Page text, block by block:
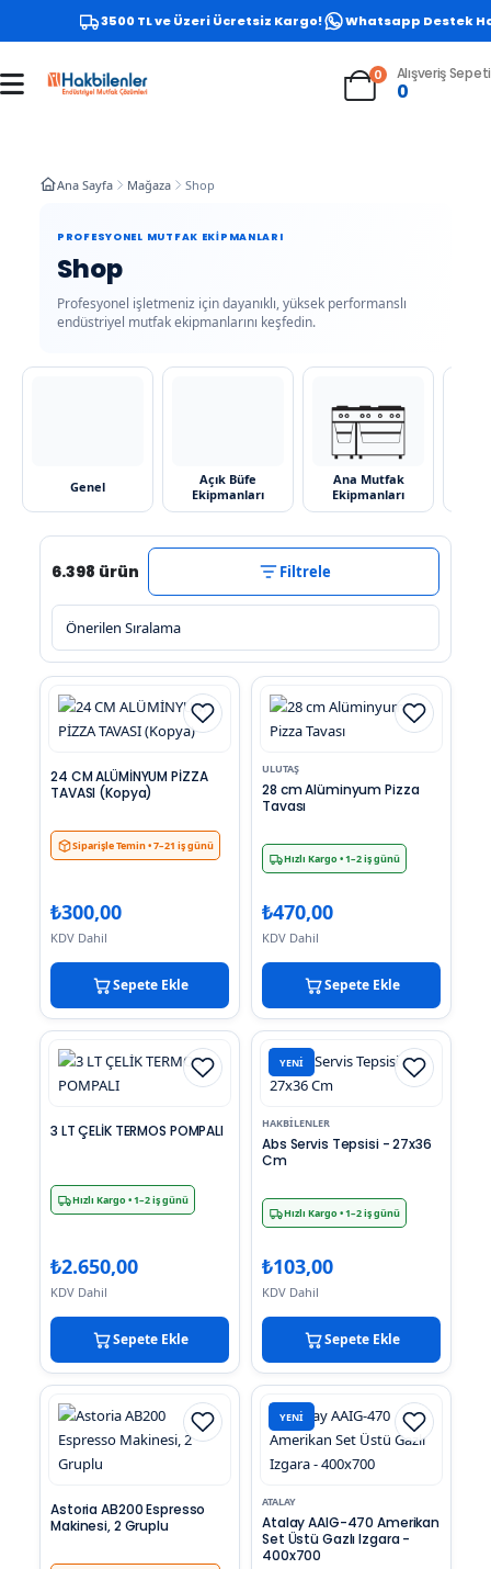
3500 TL ve Üzeri Ücretsiz Kargo! Whatsapp Destek Hattı
0 Alışveriş Sepeti
0
Ana Sayfa Mağaza Shop
PROFESYONEL MUTFAK EKIPMANLARI
Shop
Profesyonel işletmeniz için dayanıklı, yüksek performanslı
endüstriyel mutfak ekipmanlarını keşfedin.
Genel
Açık Büfe
Ekipmanları
Ana Mutfak
Ekipmanları
6.398 ürün Filtrele
24 CM ALÜMİNYUM PİZZA
TAVASI (Kopya)
Siparişle Temin• 7–21 iş günü
₺300,00
KDV Dahil
Sepete Ekle
ULUTAŞ
28 cm Alüminyum Pizza
Tavası
Hızlı Kargo• 1–2 iş günü
₺470,00
KDV Dahil
Sepete Ekle
3 LT ÇELİK TERMOS POMPALI
Hızlı Kargo• 1–2 iş günü
₺2.650,00
KDV Dahil
Sepete Ekle
YENI
HAKBILENLER
Abs Servis Tepsisi - 27x36
Cm
Hızlı Kargo• 1–2 iş günü
₺103,00
KDV Dahil
Sepete Ekle
Astoria AB200 Espresso
Makinesi, 2 Gruplu
YENI
ATALAY
Atalay AAIG-470 Amerikan
Set Üstü Gazlı Izgara -
400x700